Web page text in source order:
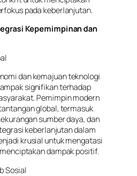
pada keberlanjutan.
Kepemimpinan dan
dan kemajuan teknologi
signifikan terhadap
Pemimpin modern
global, termasuk
sumber daya, dan
keberlanjutan dalam
krusial untuk mengatasi
dampak positif.
Sosial